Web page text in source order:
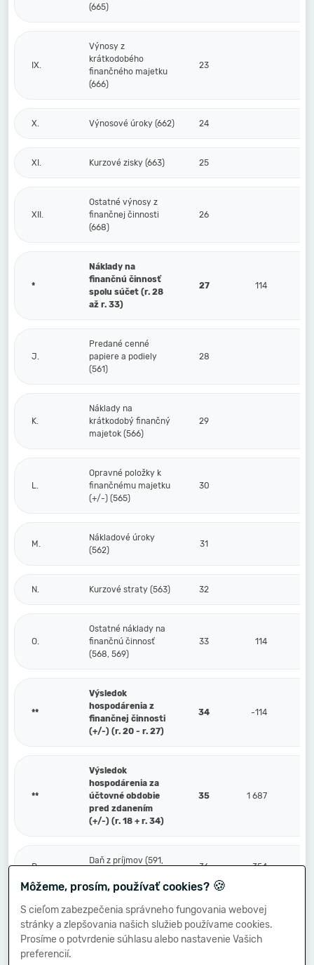
(665)
IX.
Výnosy z
krátkodobého
finančného majetku
(666)
23
X. Výnosové úroky (662) 24
XI. Kurzové zisky (663) 25
XII.
Ostatné výnosy z
finančnej činnosti
(668)
26
*
Náklady na
finančnú činnosť
spolu súčet (r. 28
až r. 33)
27 114
J.
Predané cenné
papiere a podiely
(561)
28
K.
Náklady na
krátkodobý finančný
majetok (566)
29
L.
Opravné položky k
finančnému majetku
(+/-) (565)
30
M.
Nákladové úroky
(562)
31
N. Kurzové straty (563) 32
O.
Ostatné náklady na
finančnú činnosť
(568, 569)
33 114
**
Výsledok
hospodárenia z
finančnej činnosti
(+/-) (r. 20 - r. 27)
34 -114
**
Výsledok
hospodárenia za
účtovné obdobie
pred zdanením
(+/-) (r. 18 + r. 34)
35 1 687
P.
Daň z príjmov (591,
36 354
Q.
Prevod podielov na
výsledku
hospodárenia
37
Môžeme, prosím, používať cookies? 🍪
S cieľom zabezpečenia správneho fungovania webovej
stránky a zlepšovania našich služieb používame cookies.
Prosíme o potvrdenie súhlasu alebo nastavenie Vašich
preferencií.